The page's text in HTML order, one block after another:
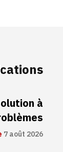
à
7 août 2026